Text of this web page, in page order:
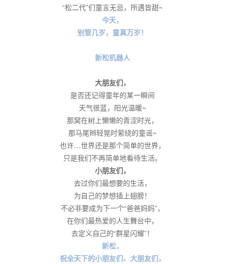
“松二代”们童言无忌，所遇皆甜~
今天，
别管几岁，童真万岁！
新松机器人
大朋友们，
是否还记得童年的某一瞬间
天气很蓝，阳光温暖~
那窝在树上懒懒的青涩时光，
那马尾辫轻晃时萦绕的童谣~
也许…世界还是那个简单的世界，
只是我们不再简单地看待生活。
小朋友们，
去过你们最想要的生活，
为自己的梦想插上翅膀！
不必非要成为下一个“爸爸妈妈”，
在你们最热爱的人生舞台中，
去定义自己的“群星闪耀”！
新松，
祝全天下的小朋友们、大朋友们，